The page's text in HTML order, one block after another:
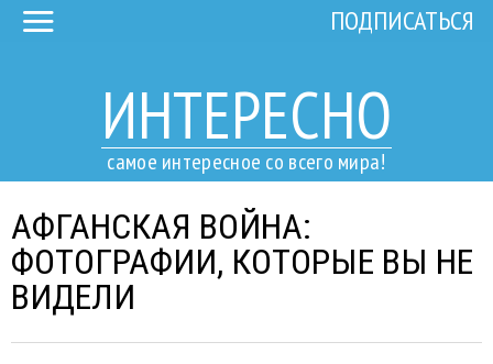
ИНТЕРЕСНО
самое интересное со всего мира!
ПОДПИСАТЬСЯ
АФГАНСКАЯ ВОЙНА:
ФОТОГРАФИИ, КОТОРЫЕ ВЫ НЕ
ВИДЕЛИ